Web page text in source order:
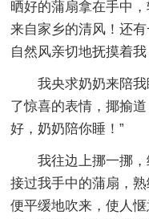
晒好的蒲扇拿在手中
来自家乡的清风！还
自然风亲切地抚摸着
我央求奶奶来陪
了惊喜的表情，揶揄
好，奶奶陪你睡！”
我往边上挪一挪
接过我手中的蒲扇，
便平缓地吹来，使人